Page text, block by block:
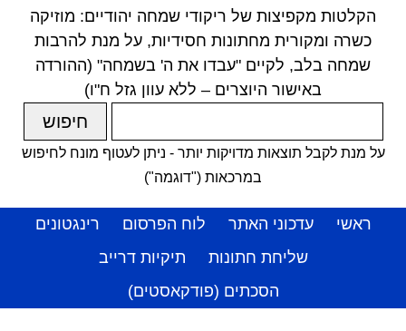
הקלטות מקפיצות של ריקודי שמחה יהודיים: מוזיקה
כשרה ומקורית מחתונות חסידיות, על מנת להרבות
שמחה בלב, לקיים "עבדו את ה' בשמחה" (ההורדה
באישור היוצרים – ללא עוון גזל ח"ו)
על מנת לקבל תוצאות מדויקות יותר - ניתן לעטוף מונח לחיפוש
במרכאות ("דוגמה")
ראשי עדכוני האתר לוח הפרסום
רינגטונים
שליחת חתונות
תיקיות דרייב
הסכתים (פודקאסטים)